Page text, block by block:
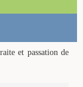
et passation de